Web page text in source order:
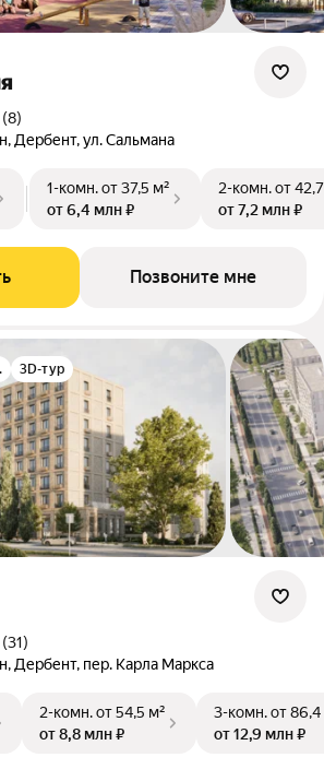
Дербент, ул. Сальмана
1-комн.от 37,5 м²
от 6,4 млн ₽
2-комн.от
от 7,2 млн ₽
Позвоните мне
3D-тур
Дербент, пер. Карла Маркса
2-комн.от 54,5 м²
от 8,8 млн ₽
3-комн.от 86,4
от 12,9 млн ₽